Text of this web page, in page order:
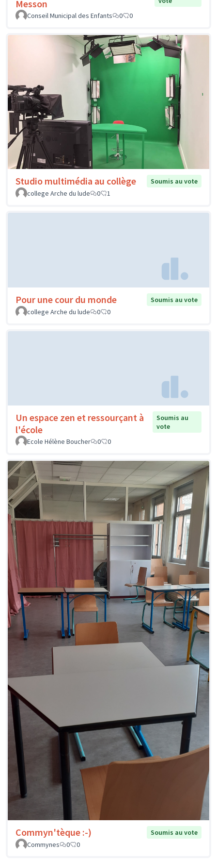
Messon
Conseil Municipal des Enfants
0 0
Studio multimédia au collège
Soumis au vote
college Arche du lude
0 1
Pour une cour du monde
Soumis au vote
college Arche du lude
0 0
Un espace zen et ressourçant à
l'école
Soumis au
vote
Ecole Hélène Boucher
0 0
Commyn'tèque :-)
Soumis au vote
Commynes
0 0